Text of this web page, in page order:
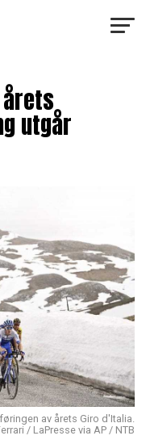
utgår
av årets Giro d'Italia.
/ LaPresse via AP / NTB